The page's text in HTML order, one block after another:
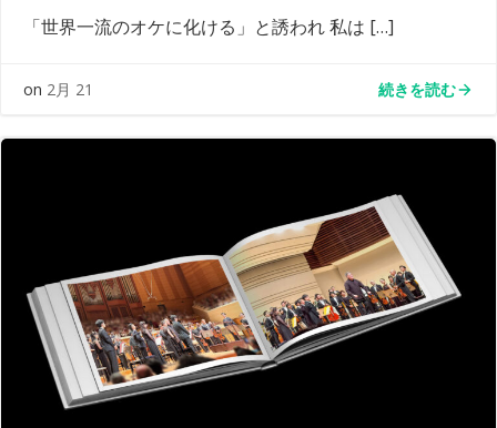
「世界一流のオケに化ける」と誘われ 私は […]
on 2月 21 続きを読む